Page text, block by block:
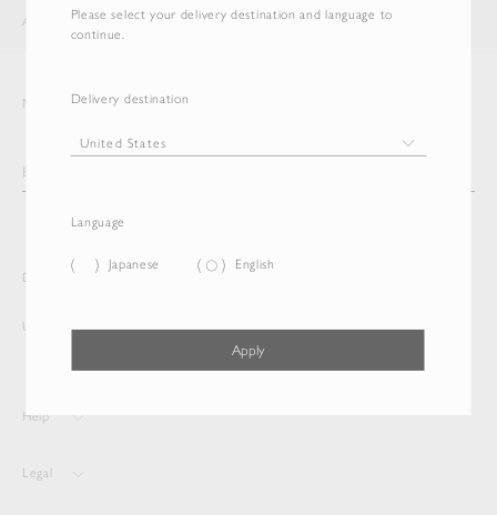
Please select your delivery destination and language to
continue.
Delivery destination
Language
Japanese English
Apply
AURALEE ITEM
Newsletter
Delivery destination and Language
United States English
Help
Legal